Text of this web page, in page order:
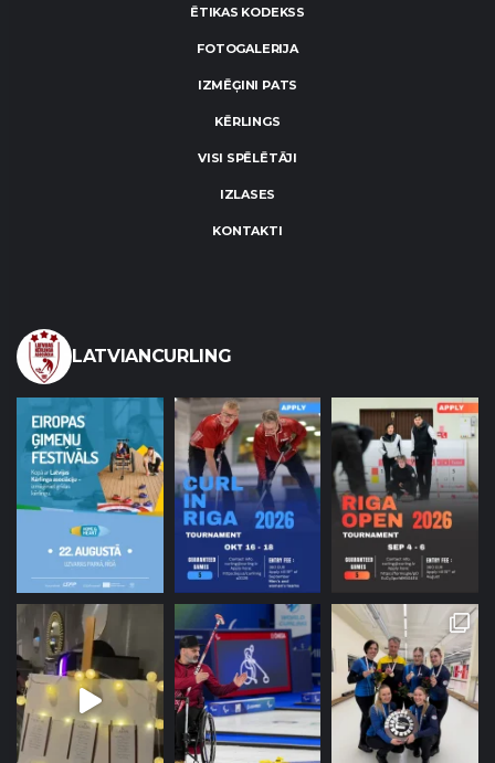
ĒTIKAS KODEKSS
FOTOGALERIJA
IZMĒĢINI PATS
KĒRLINGS
VISI SPĒLĒTĀJI
IZLASES
KONTAKTI
LATVIANCURLING